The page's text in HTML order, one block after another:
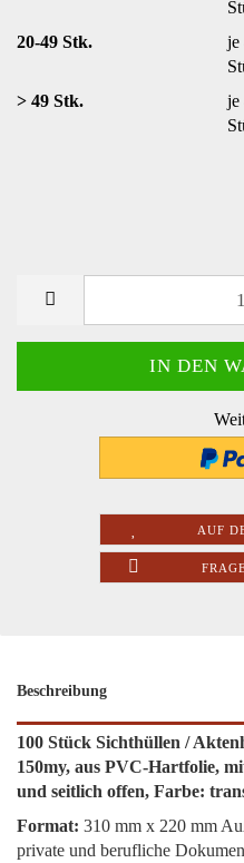
20-49 Stk.
je
> 49 Stk.
je
AUF
Beschreibung
100 Stück Sichthüllen /
150my, aus PVC-Hartfolie,
und seitlich offen, Farbe:
Format: 310 mm x 220 mm
private und berufliche